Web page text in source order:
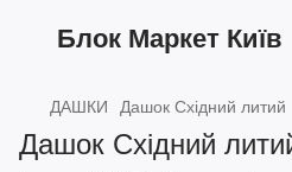
Блок Маркет Київ
ДАШКИ Дашок Східний литий
Дашок Східний